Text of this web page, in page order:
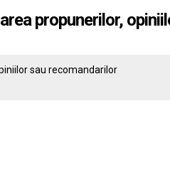
propunerilor,
sau recomandarilor